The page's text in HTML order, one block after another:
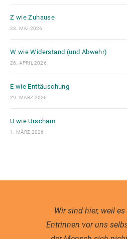
Z wie Zuhause
23. MAI 2026
W wie Widerstand (und Abwehr)
26. APRIL 2026
E wie Enttäuschung
29. MÄRZ 2026
U wie Urscham
1. MÄRZ 2026
Wir sind hier, weil
Entrinnen vor uns